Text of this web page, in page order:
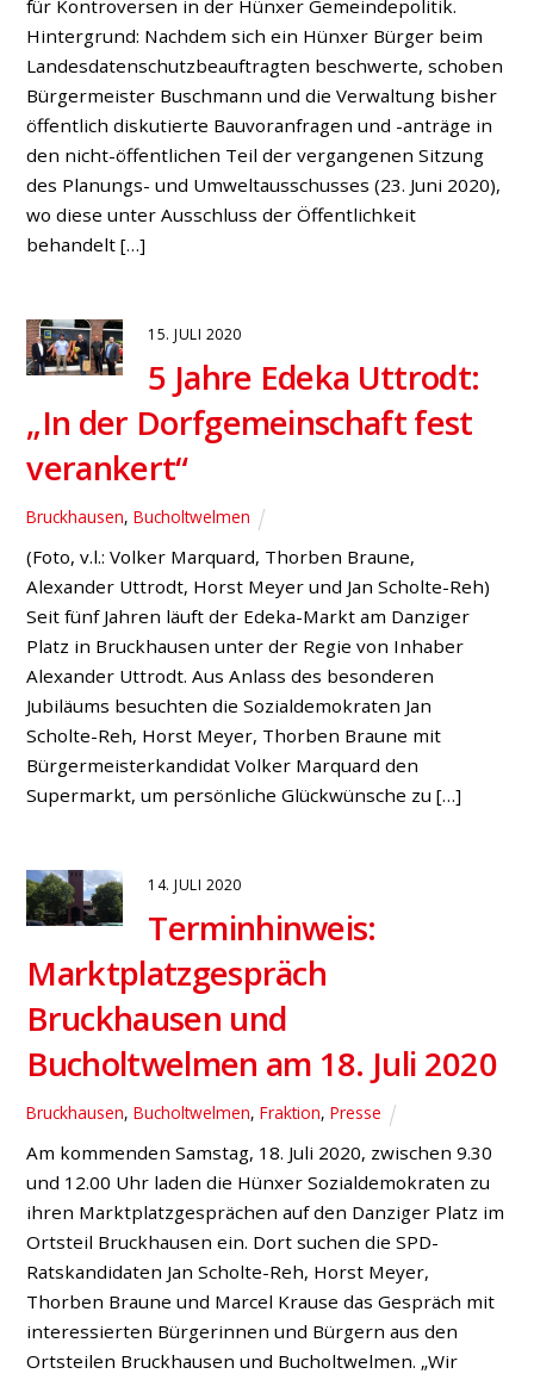
13. JULI 2020
Drevenacker
Ratskandidaten laden zum
Spaziergang im idyllischen
Krudenburg ein
Drevenack, Fraktion
Schilling und Mendina Scholte-Reh zum Spaziergang in
Krudenburg ein. Treffpunkt ist der Spielplatz am
Lippeweg 7 um 17 Uhr. Bei dieser Gelegenheit wollen
die drei Kandidaten über die Entwicklungen im kleinen
Lippedorf sprechen und Aufgaben für den
Gemeinderat mitnehmen. Dabei soll es […]
9. JULI 2020
Baumbestand in Hünxe:
Mit Bewässerungssäcken gegen
die Dürre
#klartext-Meinungsblog,Fraktion,Fraktion: Anträge,
(v. Mendina Scholte-Reh) Die Sommer 2018 und 2019
unsere Böden noch immer zu trocken. Dies wirkt sich
natürlich auch auf dem Baumbestand im öffentlichen
Raum, also in unseren Dörfern, aus! Mit einer
pragmatischen Lösung könnte man helfen, Kosten […]
7. JULI 2020
SPD-
Marktplatzgespräche finden
wieder statt – das sind die
Termine!
#klartext-Meinungsblog, Fraktion ,Hünxe, Ortsverein,Presse
Nachdem die quartalsweise stattfindenden Hünxer
Marktplatzgespräche im April durch Corona ausfallen